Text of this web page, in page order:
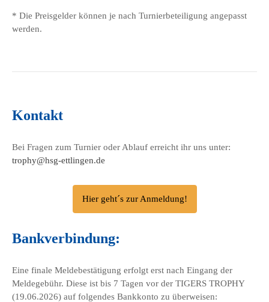
* Die Preisgelder können je nach Turnierbeteiligung angepasst
werden.
Kontakt
Bei Fragen zum Turnier oder Ablauf erreicht ihr uns unter:
trophy@hsg-ettlingen.de
Hier geht´s zur Anmeldung!
Bankverbindung:
Eine finale Meldebestätigung erfolgt erst nach Eingang der
Meldegebühr. Diese ist bis 7 Tagen vor der TIGERS TROPHY
(19.06.2026) auf folgendes Bankkonto zu überweisen: